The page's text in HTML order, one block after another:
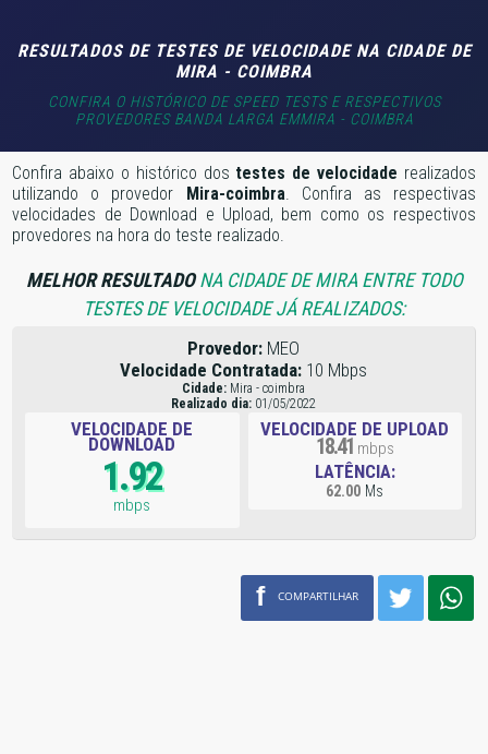
RESULTADOS DE TESTES DE VELOCIDADE NA CIDADE DE
MIRA - COIMBRA
CONFIRA O HISTÓRICO DE SPEED TESTS E RESPECTIVOS
PROVEDORES BANDA LARGA EMMIRA - COIMBRA
Confira abaixo o histórico dos testes de velocidade realizados
utilizando o provedor Mira-coimbra. Confira as respectivas
velocidades de Download e Upload, bem como os respectivos
provedores na hora do teste realizado.
MELHOR RESULTADONA CIDADE DE MIRA ENTRE TODO
TESTES DE VELOCIDADE JÁ REALIZADOS:
Provedor: MEO
Velocidade Contratada: 10 Mbps
Cidade: Mira - coimbra
Realizado dia: 01/05/2022
VELOCIDADE DE
DOWNLOAD
1.92
mbps
VELOCIDADE DE UPLOAD
18.41 mbps
LATÊNCIA:
62.00 Ms
f COMPARTILHAR